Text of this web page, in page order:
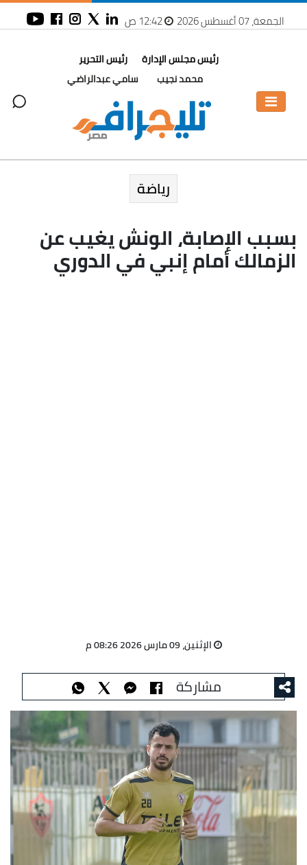
الجمعة، 07 أغسطس 2026 12:42 ص
رئيس مجلس الإدارة
محمد نجيب
رئيس التحرير
سامي عبدالراضي
رياضة
بسبب الإصابة، الونش يغيب عن
الزمالك أمام إنبي في الدوري
الإثنين، 09 مارس 2026 08:26 م
مشاركة